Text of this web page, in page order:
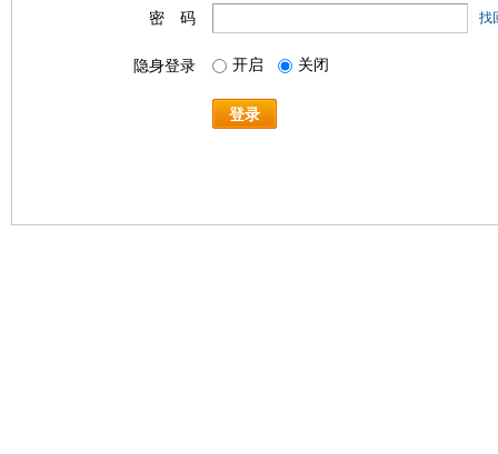
密 码 找
隐身登录 开启 关闭
登录